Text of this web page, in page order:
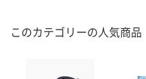
このカテゴリーの人気商品